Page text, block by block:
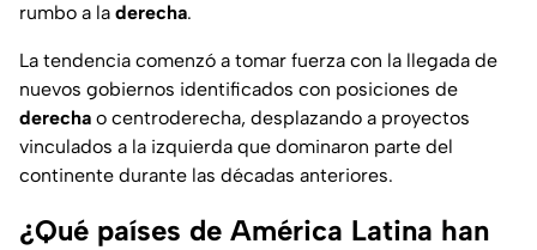
rumbo a la derecha.
La tendencia comenzó a tomar fuerza con la llegada de
nuevos gobiernos identificados con posiciones de
derecha o centroderecha, desplazando a proyectos
vinculados a la izquierda que dominaron parte del
continente durante las décadas anteriores.
¿Qué países de América Latina han